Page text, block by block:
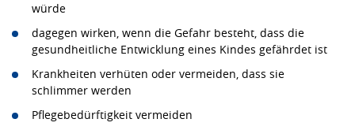
würde
dagegen wirken, wenn die Gefahr besteht, dass die
gesundheitliche Entwicklung eines Kindes gefährdet ist
Krankheiten verhüten oder vermeiden, dass sie
schlimmer werden
Pflegebedürftigkeit vermeiden